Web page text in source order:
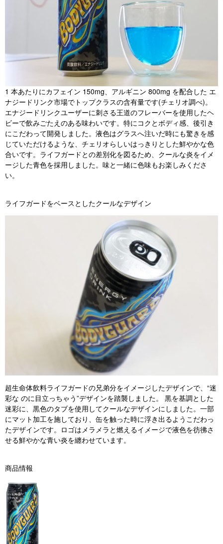
​1 本あたりにカフェイン 150mg、アルギニン 800mg を配合した エ
ナジードリンク市場でトップクラスの含有量です(チェリオ調べ)。
エナジードリンクユーザーに刺さる王道のフレーバーを使用したヘ
ビーで飲みごたえのある味わいです。特にコクとボディ感、後引き
にこだわって開発しました。液色はグラスへ注いだ時にも驚きを感
じていただけるような、チェリオらしいはっきりとした鮮やかな色
合いです。ライフガードとの差別化を図るため、クールな炎をイメ
ージした⻘色を採用しました。味と一緒に色味もお楽しみくださ
い。
ライフガードをベースとしたクールなデザイン
超生命体飲料ライフガードの兄弟分をイメージしたデザインで、“迷
彩な のに目立っちゃう”デザインを踏襲しました。 黒を基調とした
迷彩に、黒色のタブを使用してクールなデザインにしました。一部
にマット加工を施しており、缶を触った時に浮き出るようこだわっ
たデザインです。ロゴはメラメラと燃えるイメージで液色を彷彿さ
せる鮮やかな⻘い炎を纏わせています。
商品情報